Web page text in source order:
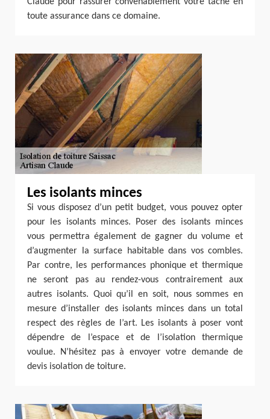
toute assurance dans ce domaine.
Les isolants minces
Si vous disposez d’un petit budget, vous pouvez opter
pour les isolants minces. Poser des isolants minces
vous permettra également de gagner du volume et
d’augmenter la surface habitable dans vos combles.
Par contre, les performances phonique et thermique
ne seront pas au rendez-vous contrairement aux
autres isolants. Quoi qu’il en soit, nous sommes en
mesure d’installer des isolants minces dans un total
respect des règles de l’art. Les isolants à poser vont
dépendre de l’espace et de l’isolation thermique
voulue. N’hésitez pas à envoyer votre demande de
devis isolation de toiture.